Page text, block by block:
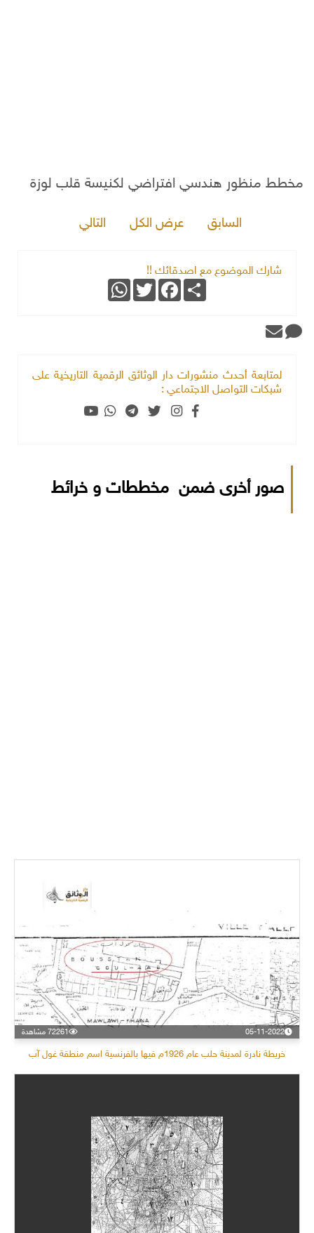
مخطط منظور هندسي افتراضي لكنيسة قلب لوزة
السابق عرض الكل التالي
شارك الموضوع مع اصدقائك !!
Share
Facebook
Twitter
WhatsApp
لمتابعة أحدث منشورات دار الوثائق الرقمية التاريخية على
شبكات التواصل الاجتماعي :
صور أخرى ضمن مخططات و خرائط
05-11-2022 72261 مشاهدة
خريطة نادرة لمدينة حلب عام 1926م فيها بالفرنسية اسم منطقة غول آب